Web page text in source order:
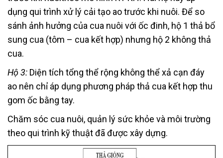
dụng qui trình xử lý cải tạo ao trước khi nuôi. Để so
sánh ảnh hưởng của cua nuôi với ốc đinh, hộ 1 thả bổ
sung cua (tôm – cua kết hợp) nhưng hộ 2 không thả
cua.
Hộ 3: Diện tích tổng thể rộng không thể xả cạn đáy
ao nên chỉ áp dụng phương pháp thả cua kết hợp thu
gom ốc bằng tay.
Chăm sóc cua nuôi, quản lý sức khỏe và môi trường
theo qui trình kỹ thuật đã được xây dựng.